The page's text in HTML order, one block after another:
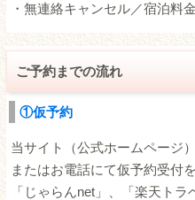
・無連絡キャンセル／宿泊料
ご予約までの流れ
①仮予約
当サイト（公式ホームページ
またはお電話にて仮予約受付
「じゃらんnet」、「楽天トラ